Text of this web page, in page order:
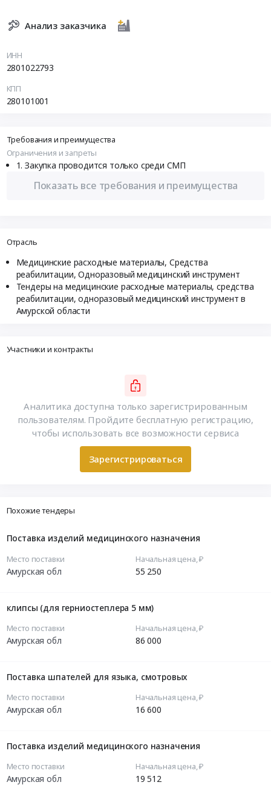
Анализ заказчика
ИНН
2801022793
КПП
280101001
Требования и преимущества
Ограничения и запреты
Закупка проводится только среди СМП
Показать все требования и преимущества
Отрасль
Медицинские расходные материалы, Средства
реабилитации, Одноразовый медицинский инструмент
Тендеры на медицинские расходные материалы, средства
реабилитации, одноразовый медицинский инструмент в
Амурской области
Участники и контракты
Аналитика доступна только зарегистрированным
пользователям. Пройдите бесплатную регистрацию,
чтобы использовать все возможности сервиса
Зарегистрироваться
Похожие тендеры
Поставка изделий медицинского назначения
Место поставки
Амурская обл
Начальная цена, ₽
55 250
клипсы (для герниостеплера 5 мм)
Место поставки
Амурская обл
Начальная цена, ₽
86 000
Поставка шпателей для языка, смотровых
Место поставки
Амурская обл
Начальная цена, ₽
16 600
Поставка изделий медицинского назначения
Место поставки
Амурская обл
Начальная цена, ₽
19 512